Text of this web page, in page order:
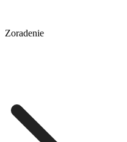
Zoradenie